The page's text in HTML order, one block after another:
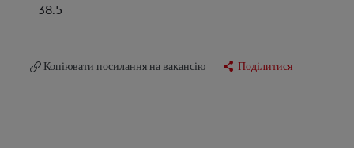
38.5
Копіювати посилання на вакансію Поділитися